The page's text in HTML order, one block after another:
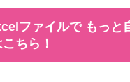
ファイルで もっと
ちら！